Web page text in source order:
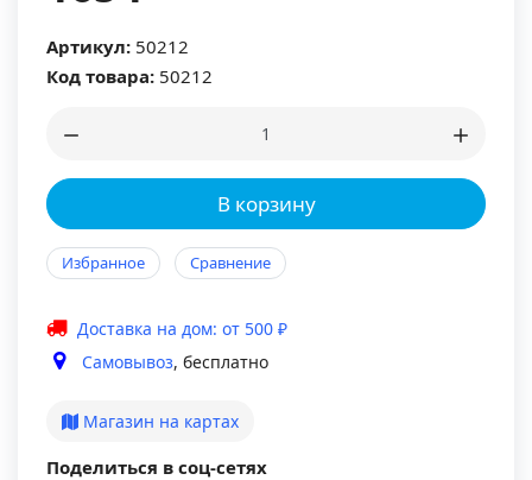
Артикул: 50212
Код товара: 50212
В корзину
Избранное Сравнение
Доставка на дом: от 500 ₽
Самовывоз, бесплатно
Магазин на картах
Поделиться в соц-сетях